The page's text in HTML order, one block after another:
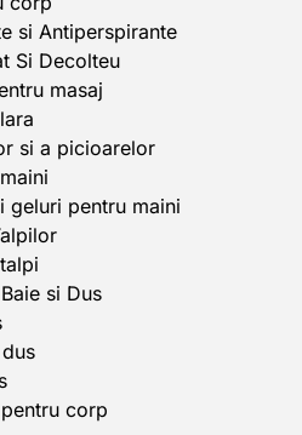
si Antiperspirante
Si Decolteu
masaj
si a picioarelor
geluri pentru maini
si Dus
corp